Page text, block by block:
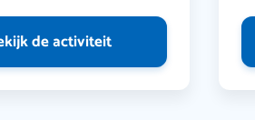
de activiteit